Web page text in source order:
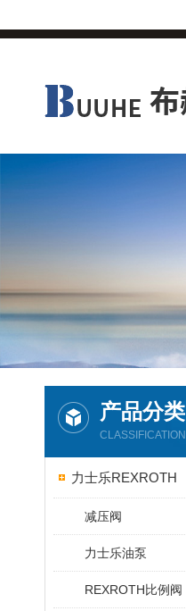
产品分类
CLASSIFICATION
力士乐REXROTH
减压阀
力士乐油泵
REXROTH比例阀